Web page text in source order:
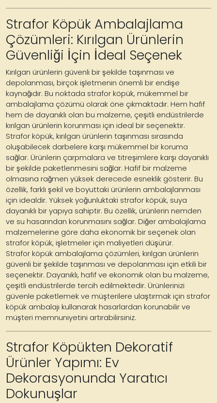
Strafor Köpük Ambalajlama
Çözümleri: Kırılgan Ürünlerin
Güvenliği İçin İdeal Seçenek
Kırılgan ürünlerin güvenli bir şekilde taşınması ve
depolanması, birçok işletmenin önemli bir endişe
kaynağıdır. Bu noktada strafor köpük, mükemmel bir
ambalajlama çözümü olarak öne çıkmaktadır. Hem hafif
hem de dayanıklı olan bu malzeme, çeşitli endüstrilerde
kırılgan ürünlerin korunması için ideal bir seçenektir.
Strafor köpük, kırılgan ürünlerin taşınması sırasında
oluşabilecek darbelere karşı mükemmel bir koruma
sağlar. Ürünlerin çarpmalara ve titreşimlere karşı dayanıklı
bir şekilde paketlenmesini sağlar. Hafif bir malzeme
olmasına rağmen yüksek derecede esneklik gösterir. Bu
özellik, farklı şekil ve boyuttaki ürünlerin ambalajlanması
için idealdir. Yüksek yoğunluktaki strafor köpük, suya
dayanıklı bir yapıya sahiptir. Bu özellik, ürünlerin nemden
ve su hasarından korunmasını sağlar. Diğer ambalajlama
malzemelerine göre daha ekonomik bir seçenek olan
strafor köpük, işletmeler için maliyetleri düşürür.
Strafor köpük ambalajlama çözümleri, kırılgan ürünlerin
güvenli bir şekilde taşınması ve depolanması için etkili bir
seçenektir. Dayanıklı, hafif ve ekonomik olan bu malzeme,
çeşitli endüstrilerde tercih edilmektedir. Ürünlerinizi
güvenle paketlemek ve müşterilere ulaştırmak için strafor
köpük ambalajı kullanarak hasarlardan korunabilir ve
müşteri memnuniyetini artırabilirsiniz.
Strafor Köpükten Dekoratif
Ürünler Yapımı: Ev
Dekorasyonunda Yaratıcı
Dokunuşlar